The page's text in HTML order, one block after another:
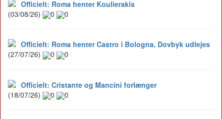
Officielt: Roma henter Koulierakis
(03/08/26)
0 0
Officielt: Roma henter Castro i Bologna, Dovbyk udlejes
(27/07/26)
0 0
Officielt: Cristante og Mancini forlænger
(18/07/26)
0 0